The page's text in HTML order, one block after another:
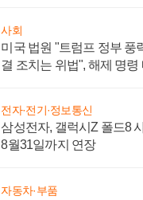
사회
미국 법원 "트럼프 정부 풍
결 조치는 위법", 해제 명령
전자·전기·정보통신
삼성전자, 갤럭시Z 폴드8
8월31일까지 연장
자동차·부품